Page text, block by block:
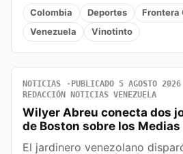
Colombia Deportes
Frontera
Venezuela
Vinotinto
NOTICIAS PUBLICADO 5 AGOSTO 2026
REDACCIÓN NOTICIAS VENEZUELA
Wilyer Abreu conecta dos
de Boston sobre los Medias
El jardinero venezolano